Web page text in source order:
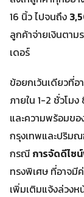
16 นิ้ว ไปจนถึง
ลูกค้าจ่ายเงินตาม
เดอร์
ข้อยกเว้นเดียวที่
ภายใน 1-2 ชั่วโม
และความพร้อมข
กรุงเทพและปริม
กรณี การจัดดีไซ
ทรงพิเศษ ที่อาจมี
เพิ่มเติมแจ้งล่วงห